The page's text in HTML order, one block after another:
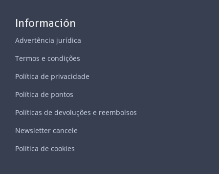
Información
Advertência jurídica
Termos e condições
Política de privacidade
Política de pontos
Políticas de devoluções e reembolsos
Newsletter cancele
Política de cookies